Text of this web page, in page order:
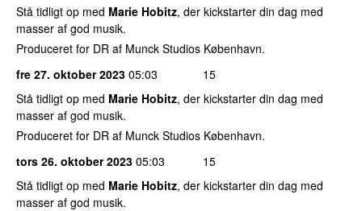
Stå tidligt op med Marie Hobitz, der kickstarter din dag med
masser af god musik.
Produceret for DR af Munck Studios København.
fre 27. oktober 2023 05:03
15
Stå tidligt op med Marie Hobitz, der kickstarter din dag med
masser af god musik.
Produceret for DR af Munck Studios København.
tors 26. oktober 2023 05:03
15
Stå tidligt op med Marie Hobitz, der kickstarter din dag med
masser af god musik.